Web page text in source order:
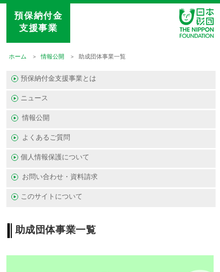
預保納付金
支援事業
ホーム 情報公開 助成団体事業一覧
預保納付金支援事業とは
ニュース
情報公開
よくあるご質問
個人情報保護について
お問い合わせ・資料請求
このサイトについて
助成団体事業一覧